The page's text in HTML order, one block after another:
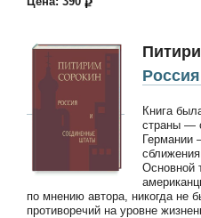
Книга
страны —
Германии
Основной
по мнению автора, никогда не
противоречий на уровне